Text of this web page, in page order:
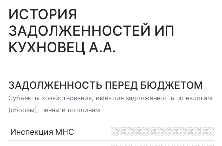
ИСТОРИЯ
ЗАДОЛЖЕННОСТЕЙ ИП
КУХНОВЕЦ А.А.
ЗАДОЛЖЕННОСТЬ ПЕРЕД БЮДЖЕТОМ
Субъекты хозяйствования, имевшие задолженность по налогам
(сборам), пеням и пошлинам
Инспекция МНС